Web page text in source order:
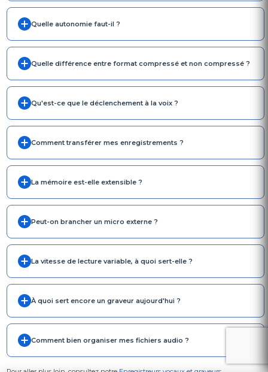
Quelle autonomie faut-il ?
Quelle différence entre format compressé et non compressé ?
Qu'est-ce que le déclenchement à la voix ?
Comment transférer mes enregistrements ?
La mémoire est-elle extensible ?
Peut-on brancher un micro externe ?
La vitesse de lecture variable, à quoi sert-elle ?
À quoi sert encore un graveur aujourd'hui ?
Comment bien organiser mes fichiers audio ?